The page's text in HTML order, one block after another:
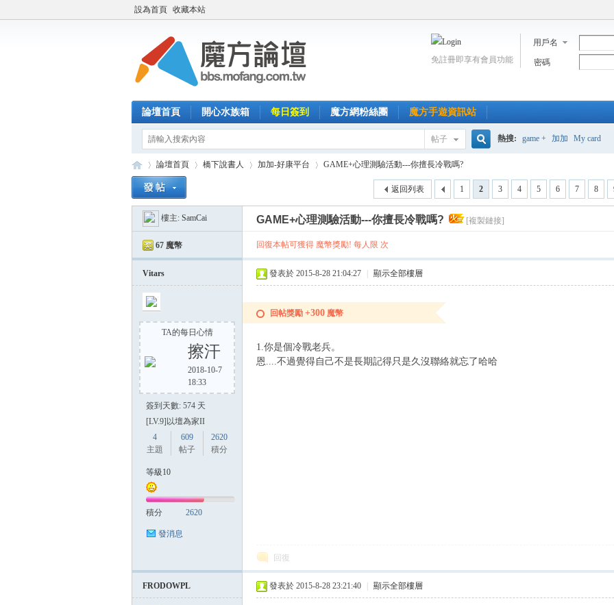
設為首頁 收藏本站
用戶名
密碼
免註冊即享有會員功能
論壇首頁 開心水族箱 每日簽到 魔方網粉絲團 魔方手遊資訊站
帖子
索
熱搜: game + 加加 My card
方
»
論壇首頁
›
橋下說書人 加加-好康平台
›
GAME+心理測驗活動---你擅長冷戰嗎?
1 2 3 4 5 6 7 8
返回列表
樓主: SamCai GAME+心理測驗活動---你擅長冷戰嗎? [複製鏈接]
67 魔幣 回復本帖可獲得 魔幣獎勵! 每人限 次
Vitars
TA的每日心情
擦汗
2018-10-7
18:33
簽到天數: 574 天
[LV.9]以壇為家II
4
主題
609
帖子
2620
積分
等級10
積分 2620
發消息
發表於 2015-8-28 21:04:27 顯示全部樓層
回帖獎勵 +300 魔幣
1.你是個冷戰老兵。
恩....不過覺得自己不是長期記得只是久沒聯絡就忘了哈哈
回復
FRODOWPL 發表於 2015-8-28 23:21:40 顯示全部樓層